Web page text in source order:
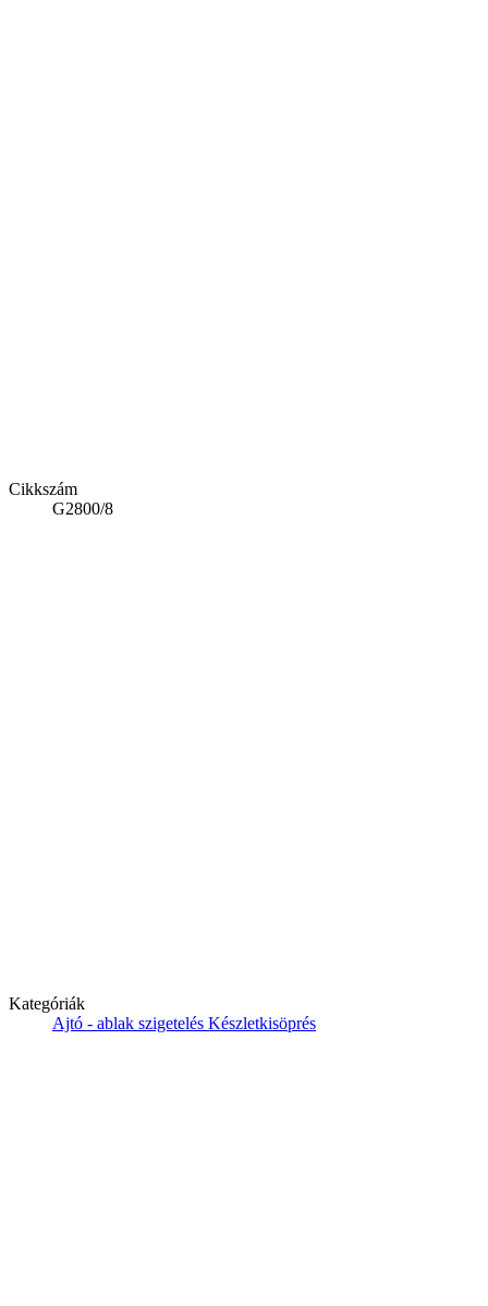
Cikkszám
G2800/8
Kategóriák
Ajtó - ablak szigetelés Készletkisöprés